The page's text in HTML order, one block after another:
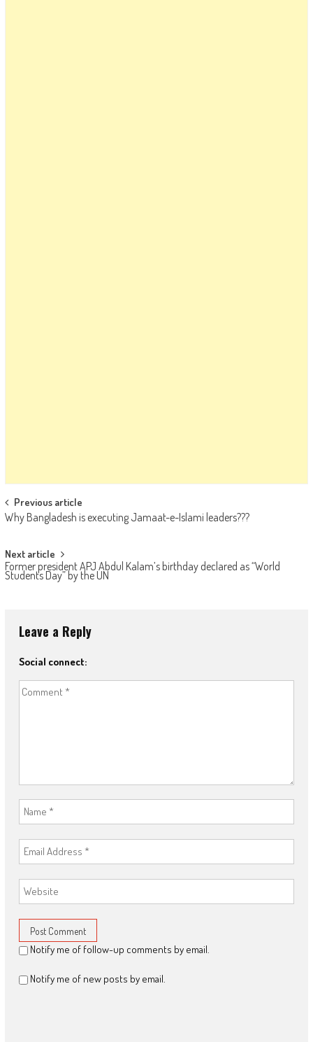
Post navigation
Previous article
Why Bangladesh is executing Jamaat-e-Islami leaders???
Next article
Former president APJ Abdul Kalam’s birthday declared as “World
Students Day” by the UN
Leave a Reply
Social connect:
Notify me of follow-up comments by email.
Notify me of new posts by email.